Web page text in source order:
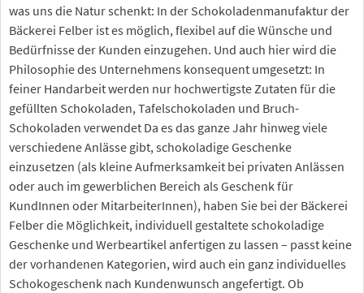
was uns die Natur schenkt: In der Schokoladenmanufaktur der
Bäckerei Felber ist es möglich, flexibel auf die Wünsche und
Bedürfnisse der Kunden einzugehen. Und auch hier wird die
Philosophie des Unternehmens konsequent umgesetzt: In
feiner Handarbeit werden nur hochwertigste Zutaten für die
gefüllten Schokoladen, Tafelschokoladen und Bruch-
Schokoladen verwendet Da es das ganze Jahr hinweg viele
verschiedene Anlässe gibt, schokoladige Geschenke
einzusetzen (als kleine Aufmerksamkeit bei privaten Anlässen
oder auch im gewerblichen Bereich als Geschenk für
KundInnen oder MitarbeiterInnen), haben Sie bei der Bäckerei
Felber die Möglichkeit, individuell gestaltete schokoladige
Geschenke und Werbeartikel anfertigen zu lassen – passt keine
der vorhandenen Kategorien, wird auch ein ganz individuelles
Schokogeschenk nach Kundenwunsch angefertigt. Ob